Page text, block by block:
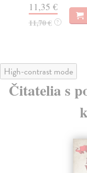
11,35 €
11,70 € ?
High-contrast mode
Čitatelia s